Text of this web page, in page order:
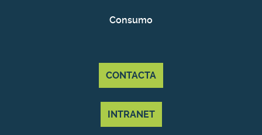
Consumo
CONTACTA
INTRANET